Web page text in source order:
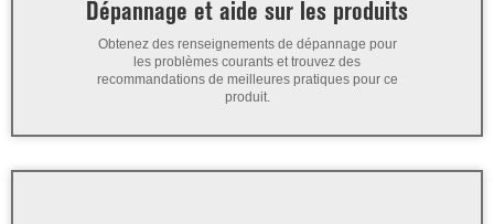
Dépannage et aide sur les produits
Obtenez des renseignements de dépannage pour
les problèmes courants et trouvez des
recommandations de meilleures pratiques pour ce
produit.